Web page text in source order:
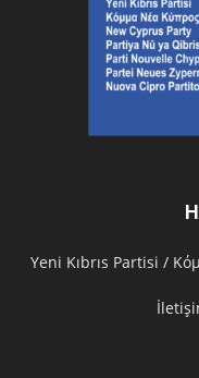
Υeni Kıbrıs Partisi /